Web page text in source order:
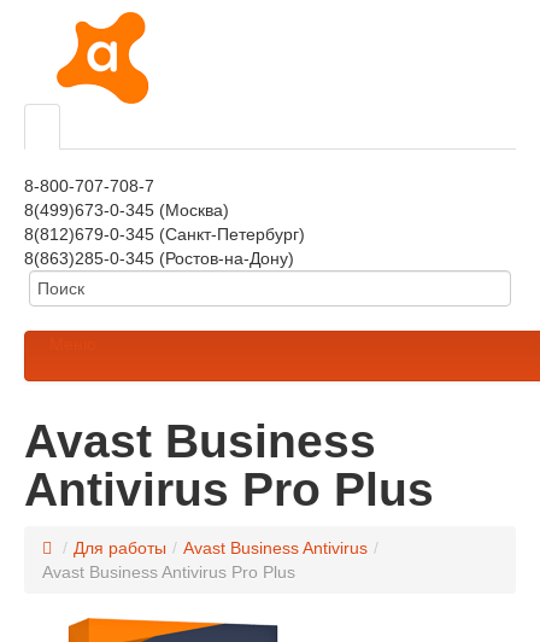
8-800-707-708-7
8(499)673-0-345 (Москва)
8(812)679-0-345 (Санкт-Петербург)
8(863)285-0-345 (Ростов-на-Дону)
Avast Business
Antivirus Pro Plus
/ Для работы / Avast Business Antivirus /
Avast Business Antivirus Pro Plus